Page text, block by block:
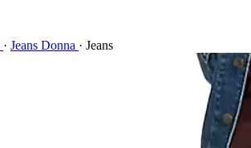
· Jeans Donna · Jeans